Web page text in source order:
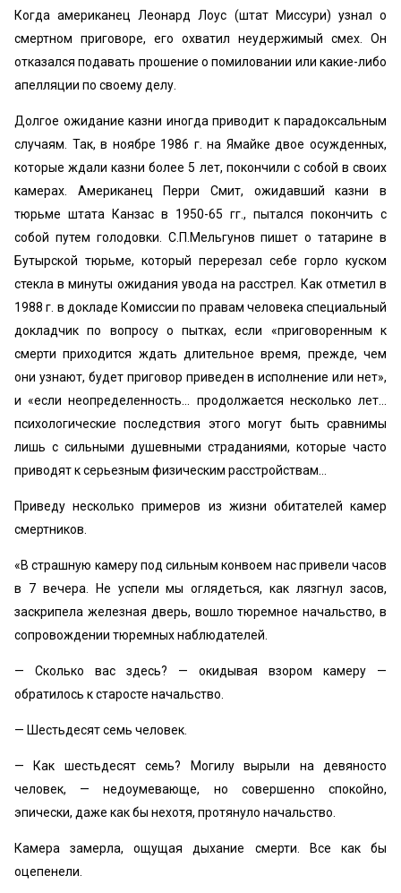
Когда американец Леонард Лоус (штат Миссури) узнал о
смертном приговоре, его охватил неудержимый смех. Он
отказался подавать прошение о помиловании или какие-либо
апелляции по своему делу.
Долгое ожидание казни иногда приводит к парадоксальным
случаям. Так, в ноябре 1986 г. на Ямайке двое осужденных,
которые ждали казни более 5 лет, покончили с собой в своих
камерах. Американец Перри Смит, ожидавший казни в
тюрьме штата Канзас в 1950-65 гг., пытался покончить с
собой путем голодовки. С.П.Мельгунов пишет о татарине в
Бутырской тюрьме, который перерезал себе горло куском
стекла в минуты ожидания увода на расстрел. Как отметил в
1988 г. в докладе Комиссии по правам человека специальный
докладчик по вопросу о пытках, если «приговоренным к
смерти приходится ждать длительное время, прежде, чем
они узнают, будет приговор приведен в исполнение или нет»,
и «если неопределенность… продолжается несколько лет…
психологические последствия этого могут быть сравнимы
лишь с сильными душевными страданиями, которые часто
приводят к серьезным физическим расстройствам…
Приведу несколько примеров из жизни обитателей камер
смертников.
«В страшную камеру под сильным конвоем нас привели часов
в 7 вечера. Не успели мы оглядеться, как лязгнул засов,
заскрипела железная дверь, вошло тюремное начальство, в
сопровождении тюремных наблюдателей.
— Сколько вас здесь? — окидывая взором камеру —
обратилось к старосте начальство.
— Шестьдесят семь человек.
— Как шестьдесят семь? Могилу вырыли на девяносто
человек, — недоумевающе, но совершенно спокойно,
эпически, даже как бы нехотя, протянуло начальство.
Камера замерла, ощущая дыхание смерти. Все как бы
оцепенели.